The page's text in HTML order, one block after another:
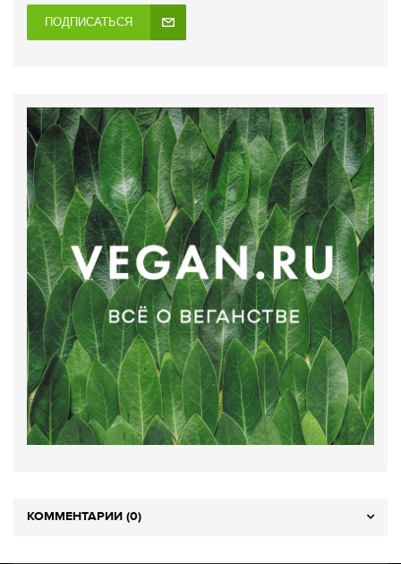
ПОДПИСАТЬСЯ
КОММЕНТАРИИ (0)